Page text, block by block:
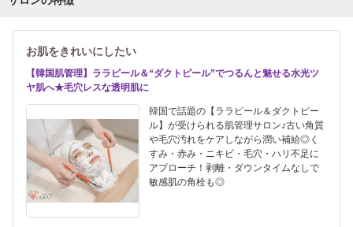
お肌をきれいにしたい
【韓国肌管理】ララピール＆“ダクトピール”でつるんと魅せる水光ツ
ヤ肌へ★毛穴レスな透明肌に
韓国で話題の【ララピール＆ダクトピー
ル】が受けられる肌管理サロン♪古い角質
や毛穴汚れをケアしながら潤い補給◎く
すみ・赤み・ニキビ・毛穴・ハリ不足に
アプローチ！剥離・ダウンタイムなしで
敏感肌の角栓も◎